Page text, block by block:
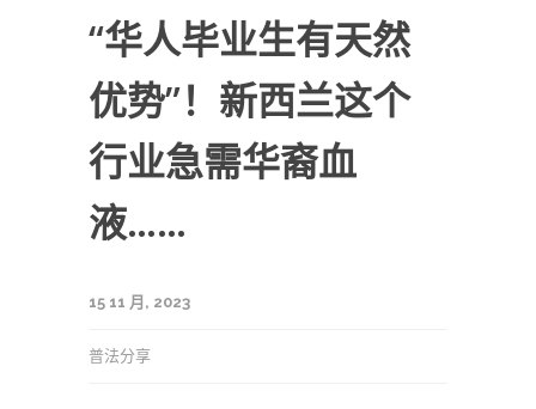
“华人毕业生有天然
优势”！新西兰这个
行业急需华裔血
液……
15 11 月, 2023
普法分享